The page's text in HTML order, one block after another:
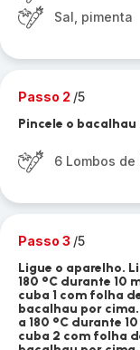
Sal, pimenta
Passo 2 /5
Pincele o
6 Lombos
Passo 3 /5
Ligue o aparelho.
180 °C durante 10
cuba 1 com folha
bacalhau por cima.
a 180 °C durante
cuba 2 com folha